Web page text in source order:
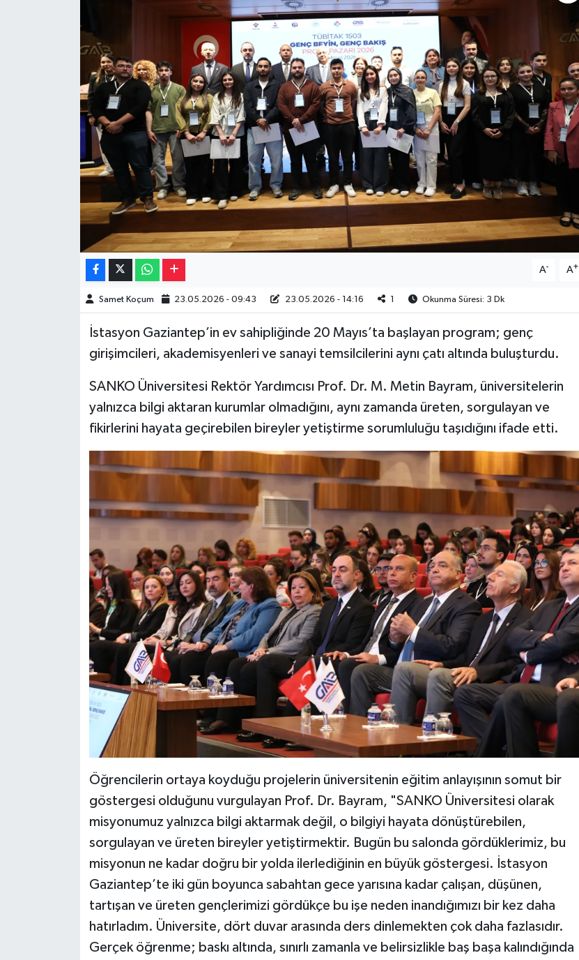
A- A+
Samet Koçum 23.05.2026 - 09:43 23.05.2026 - 14:16 Okunma Süresi: 3 Dk
İstasyon Gaziantep’in ev sahipliğinde 20 Mayıs’ta başlayan program; genç
girişimcileri, akademisyenleri ve sanayi temsilcilerini aynı çatı altında buluşturdu.
SANKO Üniversitesi Rektör Yardımcısı Prof. Dr. M. Metin Bayram, üniversitelerin
yalnızca bilgi aktaran kurumlar olmadığını, aynı zamanda üreten, sorgulayan ve
fikirlerini hayata geçirebilen bireyler yetiştirme sorumluluğu taşıdığını ifade etti.
Öğrencilerin ortaya koyduğu projelerin üniversitenin eğitim anlayışının somut bir
göstergesi olduğunu vurgulayan Prof. Dr. Bayram, "SANKO Üniversitesi olarak
misyonumuz yalnızca bilgi aktarmak değil, o bilgiyi hayata dönüştürebilen,
sorgulayan ve üreten bireyler yetiştirmektir. Bugün bu salonda gördüklerimiz, bu
misyonun ne kadar doğru bir yolda ilerlediğinin en büyük göstergesi. İstasyon
Gaziantep’te iki gün boyunca sabahtan gece yarısına kadar çalışan, düşünen,
tartışan ve üreten gençlerimizi gördükçe bu işe neden inandığımızı bir kez daha
hatırladım. Üniversite, dört duvar arasında ders dinlemekten çok daha fazlasıdır.
Gerçek öğrenme; baskı altında, sınırlı zamanla ve belirsizlikle baş başa kalındığında
Resmi İlanlar
Sinemalar
Siyaset
Yeme-İçme